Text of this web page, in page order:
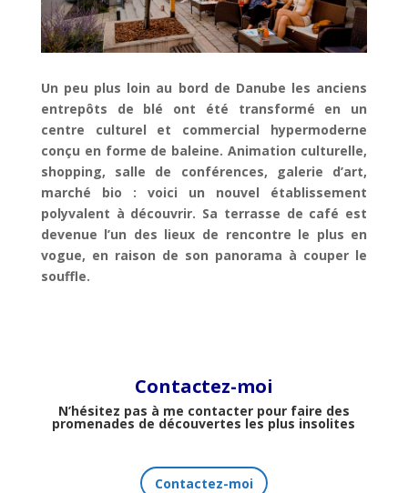
Un peu plus loin au bord de Danube les anciens
entrepôts de blé ont été transformé en un
centre culturel et commercial hypermoderne
conçu en forme de baleine. Animation culturelle,
shopping, salle de conférences, galerie d’art,
marché bio : voici un nouvel établissement
polyvalent à découvrir. Sa terrasse de café est
devenue l’un des lieux de rencontre le plus en
vogue, en raison de son panorama à couper le
souffle.
Contactez-moi
N’hésitez pas à me contacter pour faire des
promenades de découvertes les plus insolites
Contactez-moi